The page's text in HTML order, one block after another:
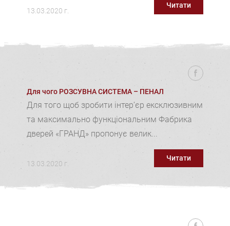
13.03.2020 г.
Читати
Для чого РОЗСУВНА СИСТЕМА – ПЕНАЛ
Для того щоб зробити інтер’єр ексклюзивним
та максимально функціональним Фабрика
дверей «ГРАНД» пропонує велик...
13.03.2020 г.
Читати